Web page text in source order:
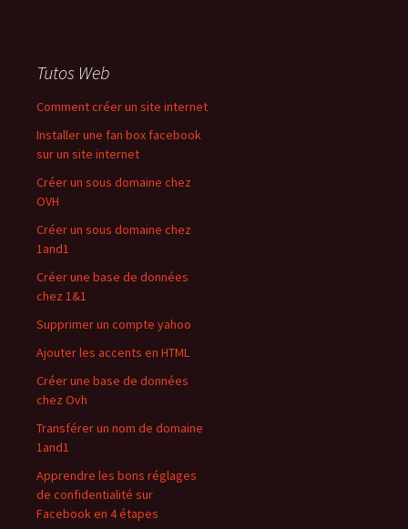
Tutos Web
Comment créer un site internet
Installer une fan box facebook
sur un site internet
Créer un sous domaine chez
OVH
Créer un sous domaine chez
1and1
Créer une base de données
chez 1&1
Supprimer un compte yahoo
Ajouter les accents en HTML
Créer une base de données
chez Ovh
Transférer un nom de domaine
1and1
Apprendre les bons réglages
de confidentialité sur
Facebook en 4 étapes